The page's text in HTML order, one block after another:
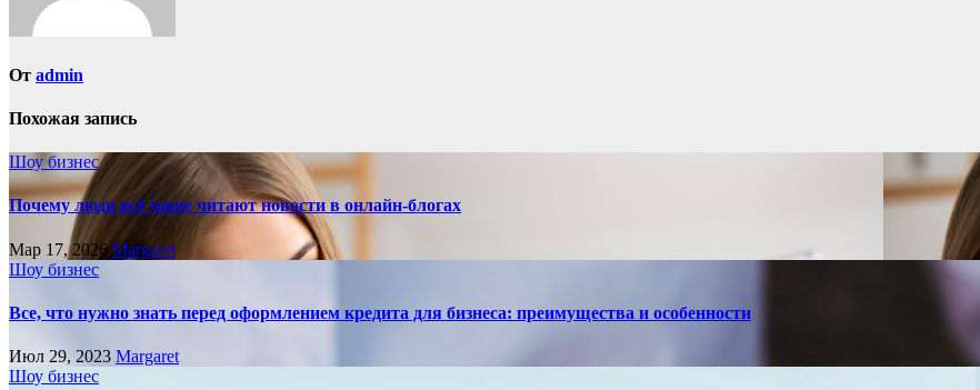
От admin
Похожая запись
Шоу бизнес
Почему люди всё чаще читают новости в онлайн-блогах
Мар 17, 2026Margaret
Шоу бизнес
Все, что нужно знать перед оформлением кредита для бизнеса: преимущества и особенности
Июл 29, 2023 Margaret
Шоу бизнес